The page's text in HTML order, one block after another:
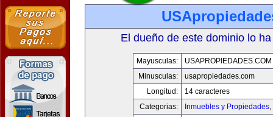
El dueño de este dominio lo
Mayusculas:
USAPROPIEDADES.COM
Minusculas:
usapropiedades.com
Longitud:
14 caracteres
Categorias:
Inmuebles y Propiedades,